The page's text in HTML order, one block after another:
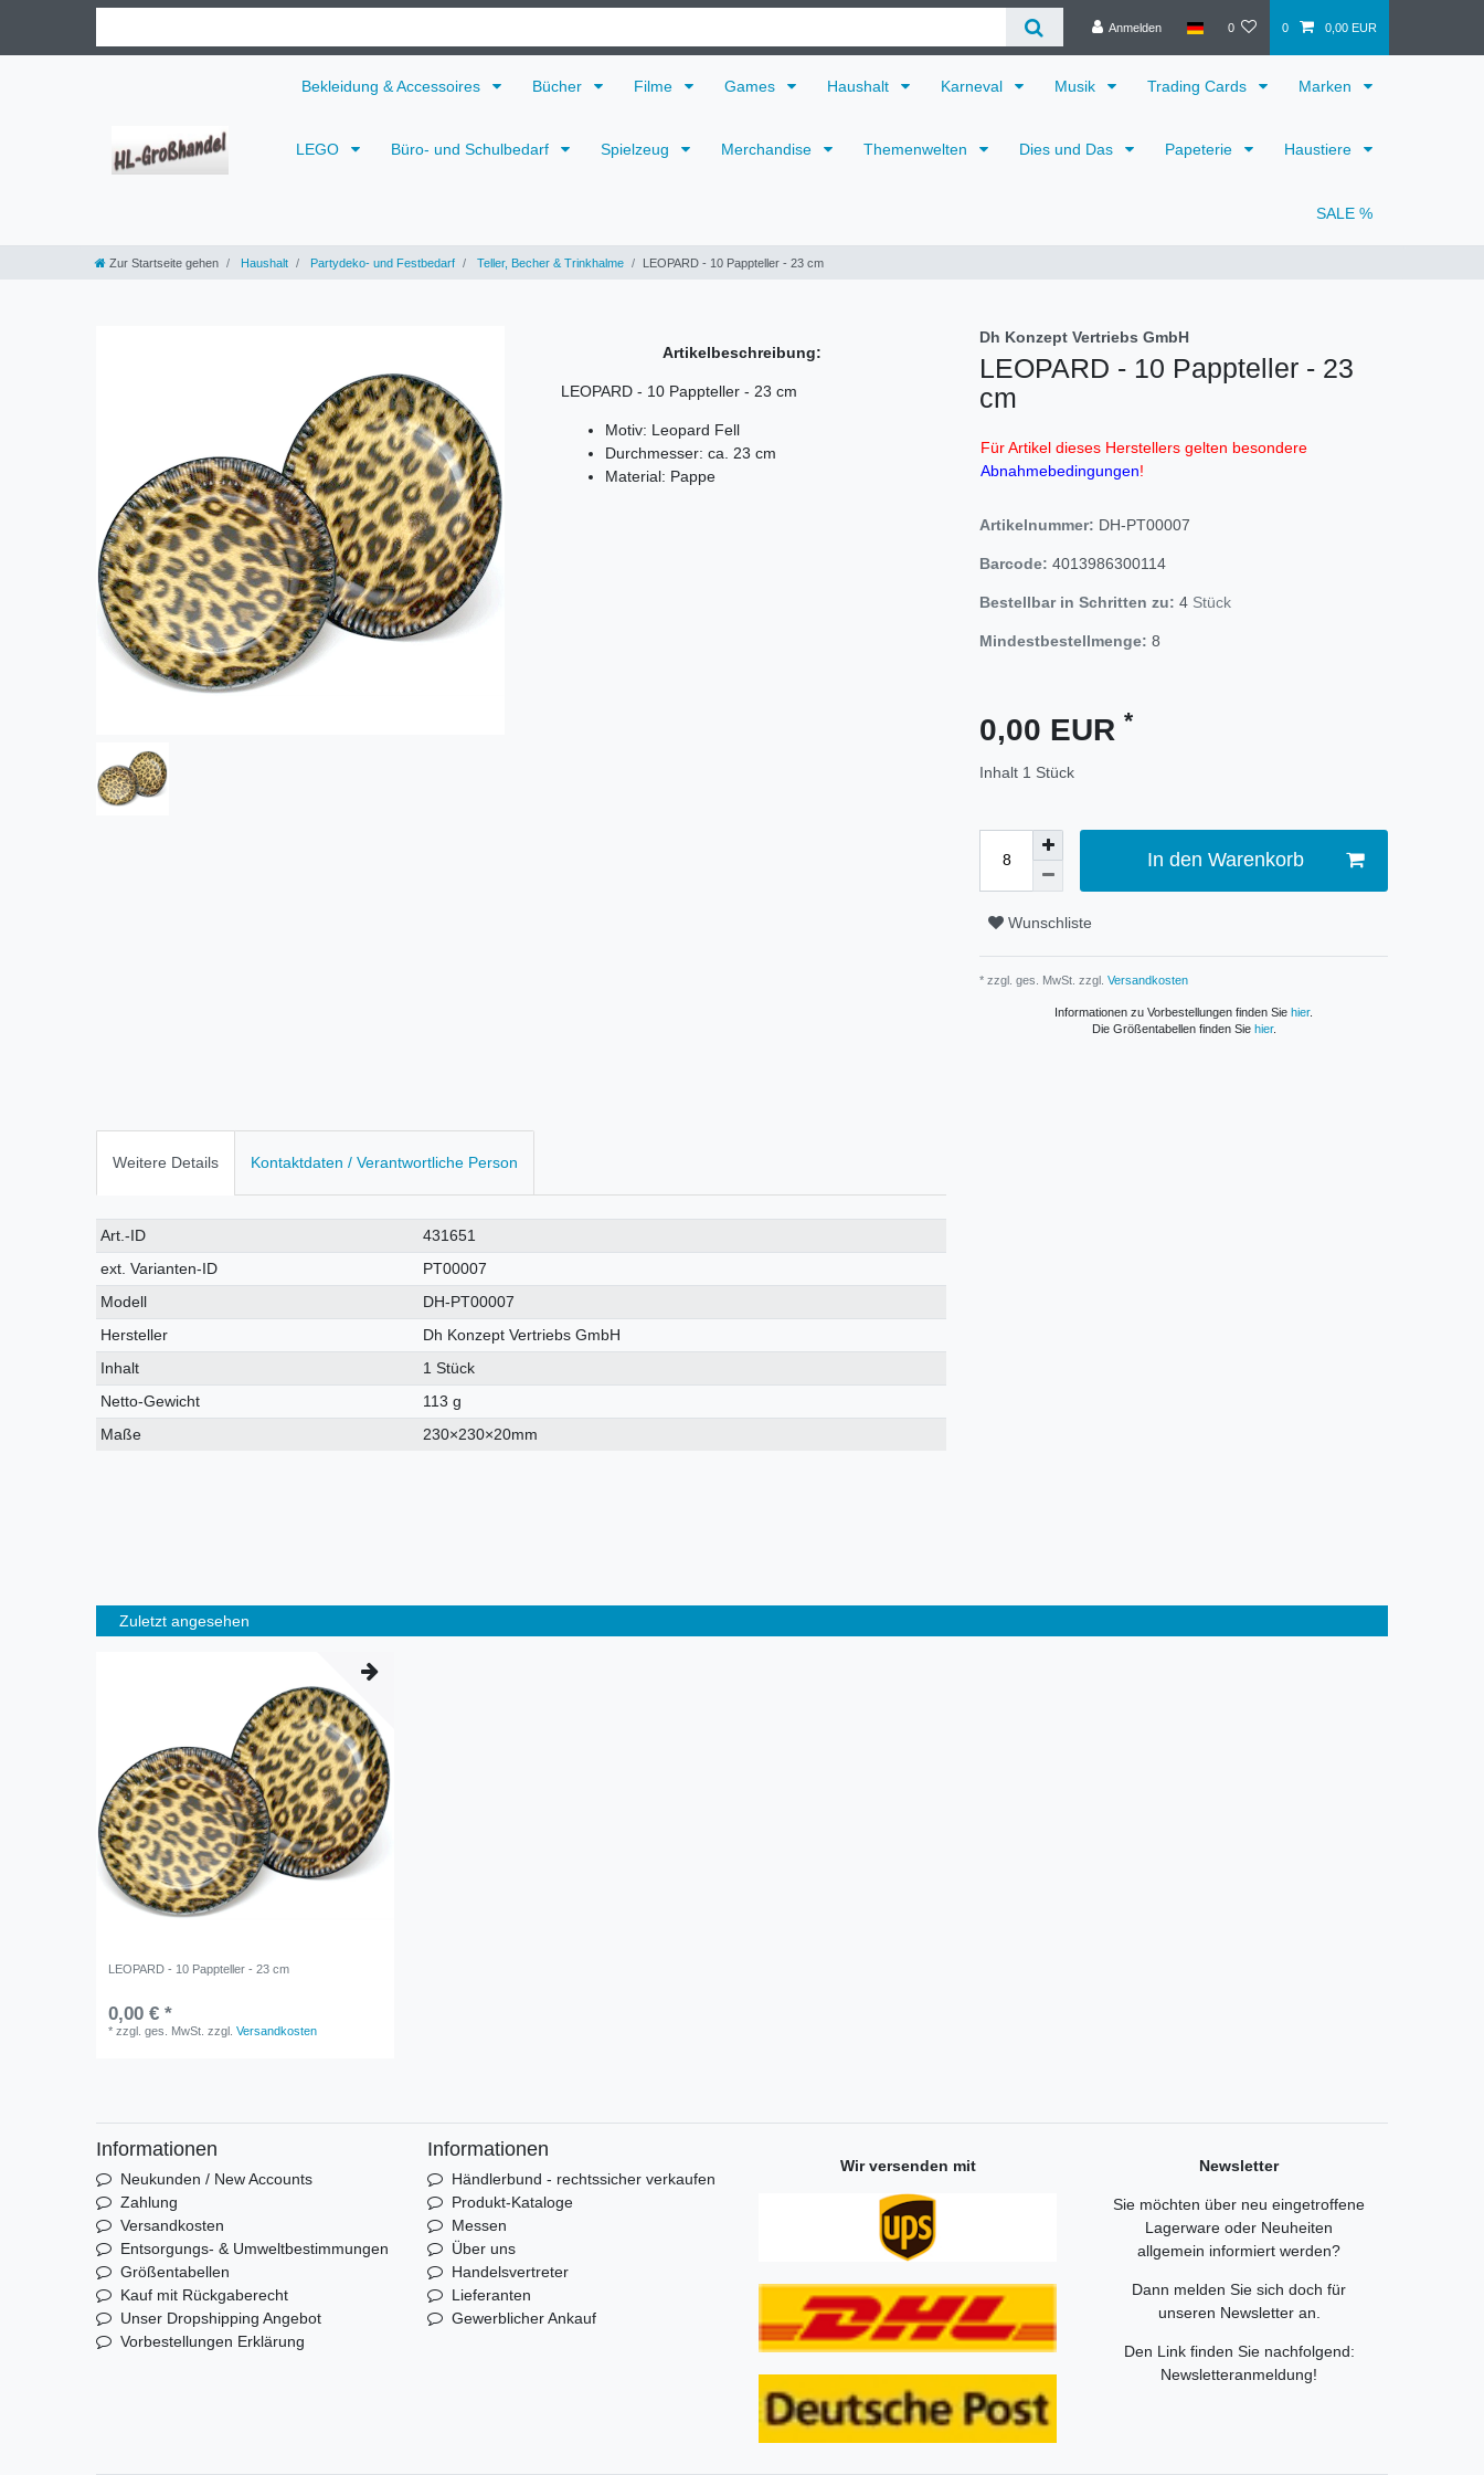
Anmelden 0 0 0,00 EUR
Bekleidung & Accessoires Bücher Filme Games Haushalt Karneval Musik Trading Cards Marken
LEGO Büro- und Schulbedarf Spielzeug Merchandise Themenwelten Dies und Das Papeterie Haustiere
SALE %
Zur Startseite gehen Haushalt Partydeko- und Festbedarf Teller, Becher & Trinkhalme LEOPARD - 10 Pappteller - 23 cm
Artikelbeschreibung:
LEOPARD - 10 Pappteller - 23 cm
Motiv: Leopard Fell
Durchmesser: ca. 23 cm
Material: Pappe
Dh Konzept Vertriebs GmbH
LEOPARD - 10 Pappteller - 23
cm
Für Artikel dieses Herstellers gelten besondere
Abnahmebedingungen!
Artikelnummer: DH-PT00007
Barcode: 4013986300114
Bestellbar in Schritten zu: 4 Stück
Mindestbestellmenge: 8
0,00 EUR *
Inhalt 1 Stück
In den Warenkorb
Wunschliste
* zzgl. ges. MwSt. zzgl. Versandkosten
Informationen zu Vorbestellungen finden Sie hier.
Die Größentabellen finden Sie hier.
Weitere Details Kontaktdaten / Verantwortliche Person
Technisches
Merkmal
Wert
Art.-ID
431651
ext. Varianten-ID
PT00007
Modell
DH-PT00007
Hersteller
Dh Konzept Vertriebs GmbH
Inhalt
1 Stück
Netto-Gewicht
113 g
Maße
230×230×20mm
Zuletzt angesehen
LEOPARD - 10 Pappteller - 23 cm
0,00 € *
*zzgl. ges. MwSt. zzgl.Versandkosten
Informationen
Neukunden / New Accounts
Zahlung
Versandkosten
Entsorgungs- & Umweltbestimmungen
Größentabellen
Kauf mit Rückgaberecht
Unser Dropshipping Angebot
Vorbestellungen Erklärung
Informationen
Händlerbund - rechtssicher verkaufen
Produkt-Kataloge
Messen
Über uns
Handelsvertreter
Lieferanten
Gewerblicher Ankauf
Wir versenden mit Newsletter
Sie möchten über neu eingetroffene
Lagerware oder Neuheiten
allgemein informiert werden?
Dann melden Sie sich doch für
unseren Newsletter an.
Den Link finden Sie nachfolgend:
Newsletteranmeldung!